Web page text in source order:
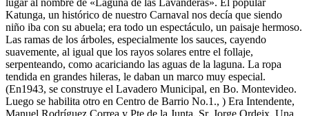
Katunga, un histórico de nuestro Carnaval nos decía que siendo
niño iba con su abuela; era todo un espectáculo, un paisaje hermoso.
Las ramas de los árboles, especialmente los sauces, cayendo
suavemente, al igual que los rayos solares entre el follaje,
serpenteando, como acariciando las aguas de la laguna. La ropa
tendida en grandes hileras, le daban un marco muy especial.
(En1943, se construye el Lavadero Municipal, en Bo. Montevideo.
Luego se habilita otro en Centro de Barrio No.1., ) Era Intendente,
Manuel Rodríguez Correa y Pte de la Junta, Sr. Jorge Ordeix. Una